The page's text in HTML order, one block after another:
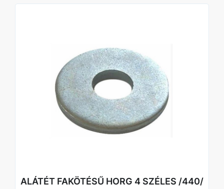
ALÁTÉT FAKÖTÉSŰ HORG 4 SZÉLES /440/